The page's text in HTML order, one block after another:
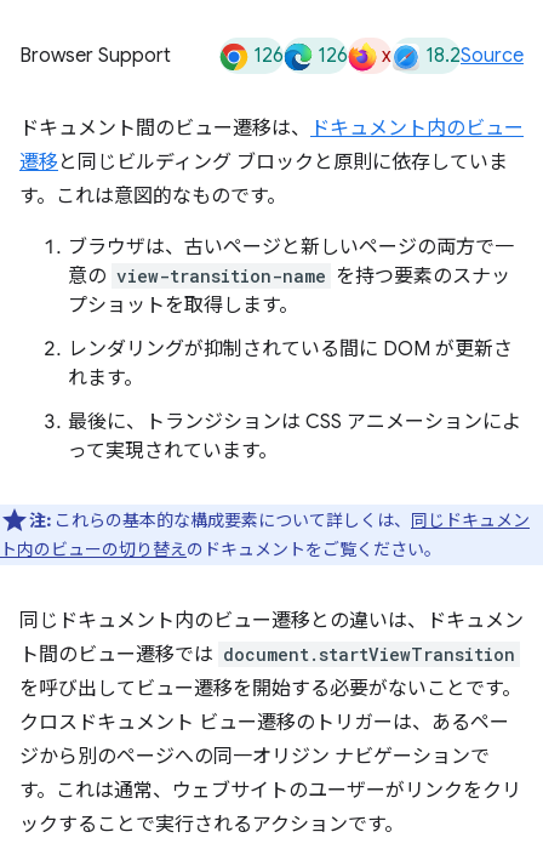
Browser Support 126 126 x 18.2Source
ドキュメント間のビュー遷移は、
ドキュメント内のビュー
遷移 と同じビルディング ブロックと原則に依存していま
す。これは意図的なものです。
ブラウザは、古いページと新しいページの両方で一
意の view-transition-name を持つ要素のスナッ
プショットを取得します。
レンダリングが抑制されている間に DOM が更新さ
れます。
最後に、トランジションは CSS アニメーションによ
って実現されています。
注: これらの基本的な構成要素について詳しくは、 同じドキュメン
ト内のビューの切り替えのドキュメントをご覧ください。
同じドキュメント内のビュー遷移との違いは、ドキュメン
ト間のビュー遷移では document.startViewTransition
を呼び出してビュー遷移を開始する必要がないことです。
クロスドキュメント ビュー遷移のトリガーは、あるペー
ジから別のページへの同一オリジン ナビゲーションで
す。これは通常、ウェブサイトのユーザーがリンクをクリ
ックすることで実行されるアクションです。